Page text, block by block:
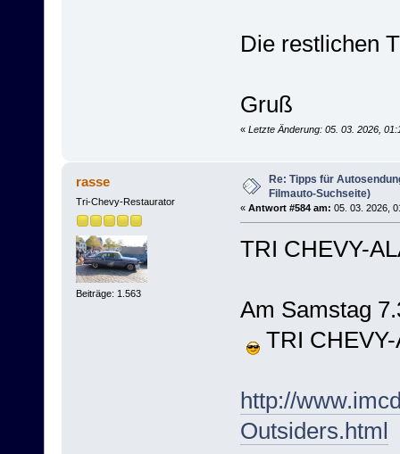
Die restlichen
Gruß
« Letzte Änderung: 05. 03. 2026,
rasse
Tri-Chevy-Restaurator
Beiträge: 1.563
Re: Tipps für
Filmauto-Suchseite)
« Antwort #584 am: 05. 03. 2026,
TRI CHEVY-
Am Samstag
TRI CHEVY-
http://
Outsiders.html